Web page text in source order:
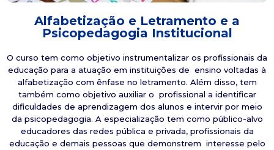
Alfabetização e Letramento e a
Psicopedagogia Institucional
O curso tem como objetivo instrumentalizar os profissionais da
educação para a atuação em instituições de ensino voltadas à
alfabetização com ênfase no letramento. Além disso, tem
também como objetivo auxiliar o profissional a identificar
dificuldades de aprendizagem dos alunos e intervir por meio
da psicopedagogia. A especialização tem como público-alvo
educadores das redes pública e privada, profissionais da
educação e demais pessoas que demonstrem interesse pelo